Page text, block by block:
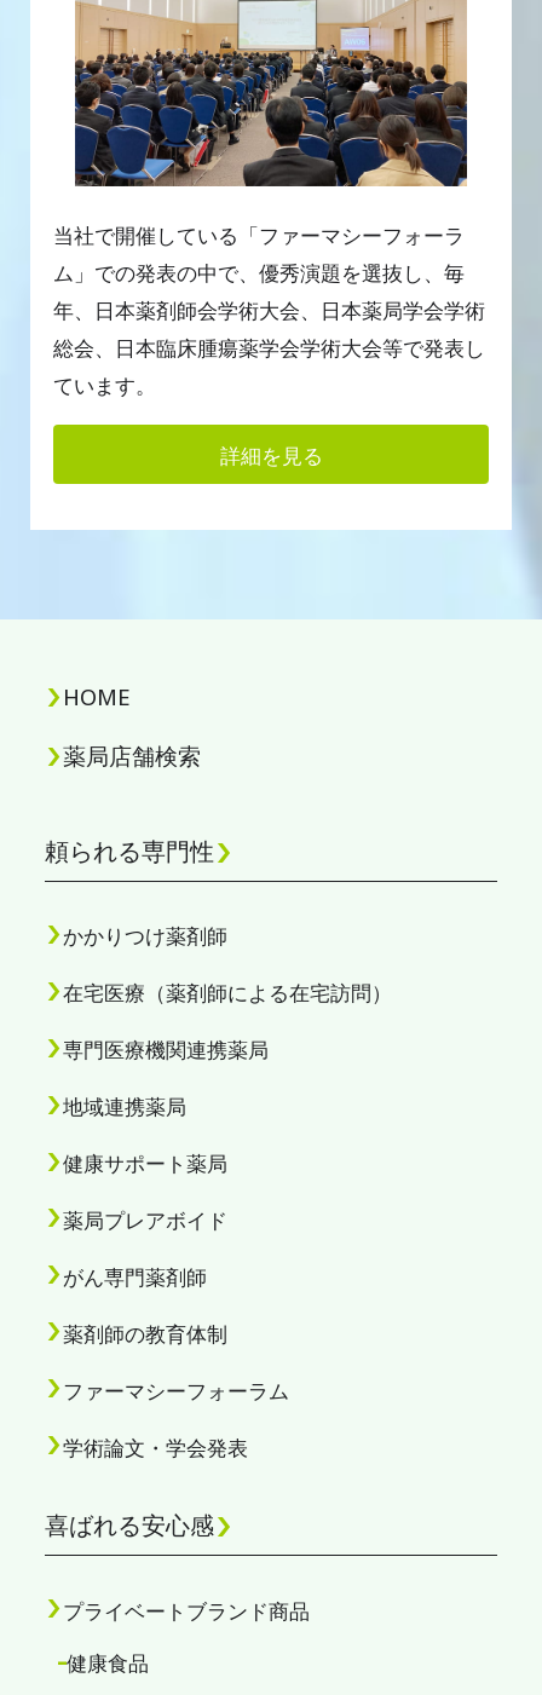
当社で開催している「ファーマシーフォーラ
ム」での発表の中で、優秀演題を選抜し、毎
年、日本薬剤師会学術大会、日本薬局学会学術
総会、日本臨床腫瘍薬学会学術大会等で発表し
ています。
詳細を見る
HOME
薬局店舗検索
頼られる専門性
かかりつけ薬剤師
在宅医療（薬剤師による在宅訪問）
専門医療機関連携薬局
地域連携薬局
健康サポート薬局
薬局プレアボイド
がん専門薬剤師
薬剤師の教育体制
ファーマシーフォーラム
学術論文・学会発表
喜ばれる安心感
プライベートブランド商品
健康食品